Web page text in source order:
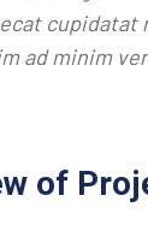
cupidatat
ad minim
of